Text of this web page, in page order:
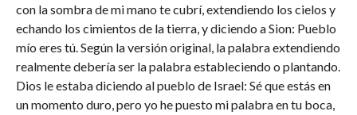
con la sombra de mi mano te cubrí, extendiendo los cielos y
echando los cimientos de la tierra, y diciendo a Sion: Pueblo
mío eres tú. Según la versión original, la palabra extendiendo
realmente debería ser la palabra estableciendo o plantando.
Dios le estaba diciendo al pueblo de Israel: Sé que estás en
un momento duro, pero yo he puesto mi palabra en tu boca,